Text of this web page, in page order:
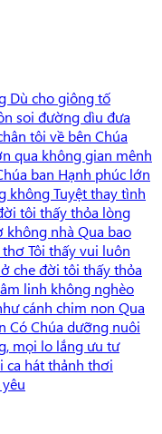
Dù cho giông tố
soi đường dìu đưa
tôi về bên Chúa
qua không gian mênh
ban Hạnh phúc lớn
không Tuyệt thay tình
tôi thấy thỏa lòng
không nhà Qua bao
Tôi thấy vui luôn
che đời tôi thấy thỏa
linh không nghèo
cánh chim non Qua
Có Chúa dưỡng nuôi
mọi lo lắng ưu tư
ca hát thảnh thơi